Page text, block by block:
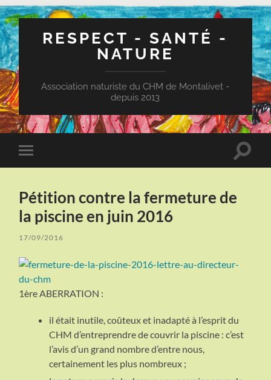
RESPECT - SANTÉ -
NATURE
Association naturiste du CHM de Montalivet -
depuis 2013
Toggle
mobile
Toggle
Pétition contre la fermeture de
la piscine en juin 2016
17/09/2016
1ère ABERRATION :
il était inutile, coûteux et inadapté à l’esprit du
CHM d’entreprendre de couvrir la piscine : c’est
l’avis d’un grand nombre d’entre nous,
certainement les plus nombreux ;